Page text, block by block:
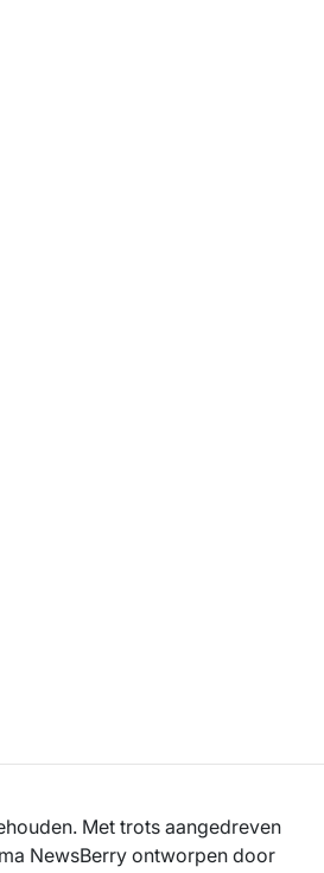
Met trots aangedreven
NewsBerry ontworpen door